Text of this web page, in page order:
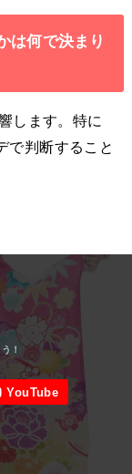
は何で決まり
します。特に
で判断すること